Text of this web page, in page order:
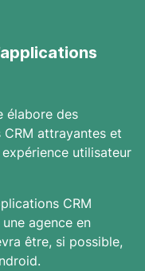
élabore des
CRM attrayantes et
utilisateur
CRM
agence en
être, si possible,